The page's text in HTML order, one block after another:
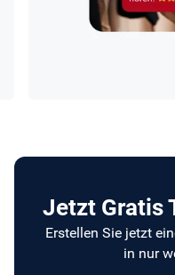
Jetzt Gratis
Erstellen Sie jetzt
in nur